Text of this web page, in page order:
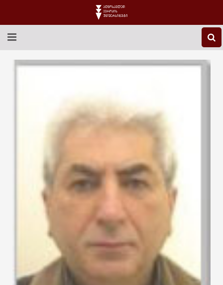
EEU-Ს ᲨᲔᲡᲐᲮᲔᲑ
ᲡᲢᲣᲓᲔᲜᲢᲣᲠᲘ ᲪᲮᲝᲕᲠᲔᲑᲐ